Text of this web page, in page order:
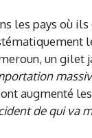
les pays où
un gilet
augmenté
de qui va